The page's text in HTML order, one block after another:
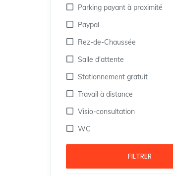
Parking payant à proximité
Paypal
Rez-de-Chaussée
Salle d'attente
Stationnement gratuit
Travail à distance
Visio-consultation
WC
FILTRER